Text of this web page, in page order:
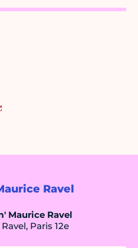
Ravel
Maurice Ravel
Paris 12e